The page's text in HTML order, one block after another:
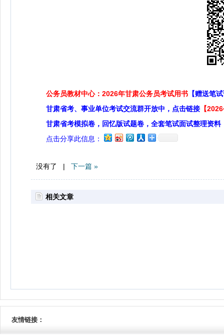
公务员教材中心：2026年甘肃公务员考试用书 【赠送笔
甘肃省考、事业单位考试交流群开放中，点击链接 【
甘肃省考模拟卷，回忆版试题卷，全套笔试面试整理资料
点击分享此信息：
没有了 | 下一篇 »
相关文章
友情链接：